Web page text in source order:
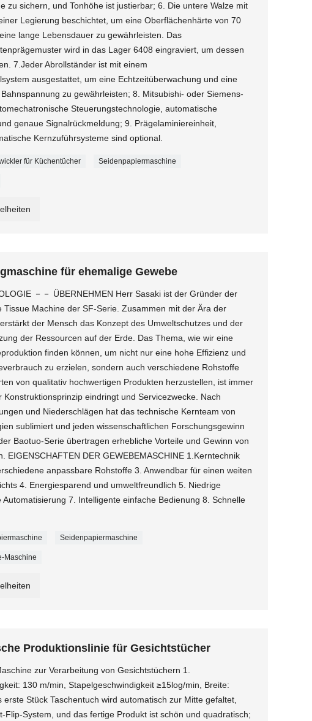
zu sichern, und Tonhöhe ist justierbar; 6. Die untere Walze mit
Legierung beschichtet, um eine Oberflächenhärte von 70
lange Lebensdauer zu gewährleisten. Das
wird in das Lager 6408 eingraviert, um dessen
7.Jeder Abrollständer ist mit einem
ausgestattet, um eine Echtzeitüberwachung und eine
zu gewährleisten; 8. Mitsubishi- oder Siemens-
Steuerungstechnologie, automatische
genaue Signalrückmeldung; 9. Prägelaminiereinheit,
Kernzuführsysteme sind optional.
für Küchentücher Seidenpapiermaschine
für ehemalige Gewebe
－－ ÜBERNEHMEN Herr Sasaki ist der Gründer der
Tissue Machine der SF-Serie. Zusammen mit der Ära der
der Mensch das Konzept des Umweltschutzes und der
der Ressourcen auf der Erde. Das Thema, wie wir eine
finden können, um nicht nur eine hohe Effizienz und
zu erzielen, sondern auch verschiedene Rohstoffe
von qualitativ hochwertigen Produkten herzustellen, ist immer
Konstruktionsprinzip eindringt und Servicezwecke. Nach
und Niederschlägen hat das technische Kernteam von
sublimiert und jeden wissenschaftlichen Forschungsgewinn
Baotuo-Serie übertragen erhebliche Vorteile und Gewinn von
EIGENSCHAFTEN DER GEWEBEMASCHINE 1.Kerntechnik
anpassbare Rohstoffe 3. Anwendbar für einen weiten
4. Energiesparend und umweltfreundlich 5. Niedrige
Automatisierung 7. Intelligente einfache Bedienung 8. Schnelle
Seidenpapiermaschine
Maschine
Produktionslinie für Gesichtstücher
zur Verarbeitung von Gesichtstüchern 1.
130 m/min, Stapelgeschwindigkeit ≥15log/min, Breite:
erste Stück Taschentuch wird automatisch zur Mitte gefaltet,
Flip-System, und das fertige Produkt ist schön und quadratisch;